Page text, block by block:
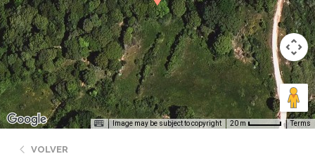
Image may be subject to copyright 20 m Terms
VOLVER